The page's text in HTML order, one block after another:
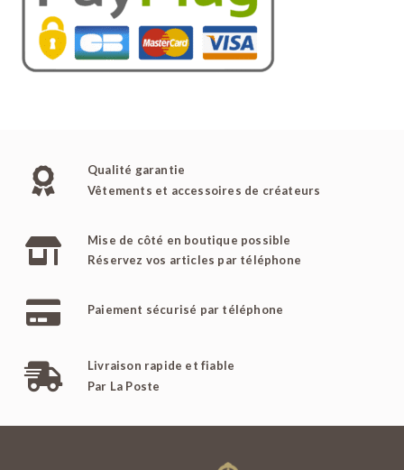
Qualité garantie
Vêtements et accessoires de créateurs
Mise de côté en boutique possible
Réservez vos articles par téléphone
Paiement sécurisé par téléphone
Livraison rapide et fiable
Par La Poste